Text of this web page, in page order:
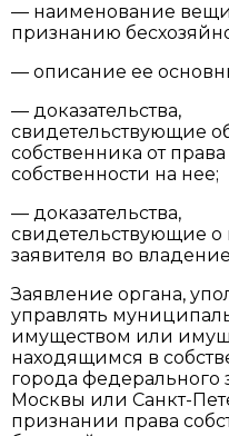
— наименование
признанию
— описание ее
— доказательства,
свидетельствующие
собственника от права
собственности на нее;
— доказательства,
свидетельствующие о
заявителя во
Заявление органа,
управлять
имуществом или
находящимся в
города федерального
Москвы или Санкт-
признании права